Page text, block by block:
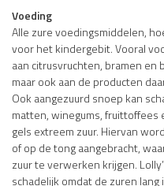
Voeding
Alle zure voedingsmiddelen,
voor het kindergebit. Vooral
aan citrusvruchten, bramen en
maar ook aan de producten
Ook aangezuurd snoep kan
matten, winegums, fruittoffees
gels extreem zuur. Hiervan
of op de tong aangebracht,
zuur te verwerken krijgen.
schadelijk omdat de zuren lang